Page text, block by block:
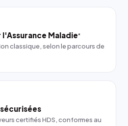
Maladie*
classique, selon le parcours de
certifiés HDS, conformes au